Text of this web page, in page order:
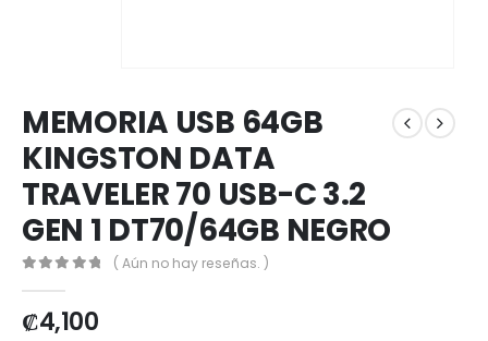
MEMORIA USB 64GB
KINGSTON DATA
TRAVELER 70 USB-C 3.2
GEN 1 DT70/64GB NEGRO
( Aún no hay reseñas. )
₡4,100